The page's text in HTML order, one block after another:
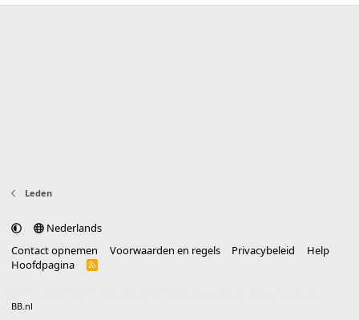
Leden
Nederlands
Contact opnemen
Voorwaarden en regels Privacybeleid
Help
Hoofdpagina
R
BB.nl